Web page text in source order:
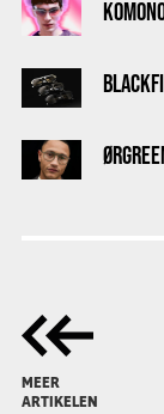
MEER
ARTIKELEN